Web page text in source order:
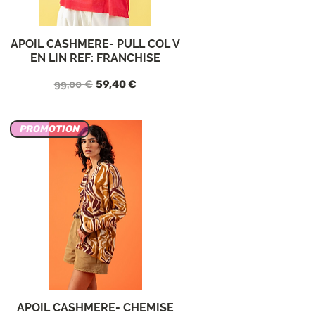
Vista rápida
APOIL CASHMERE- PULL COL V
EN LIN REF: FRANCHISE
Precio
99,00 € Precio de oferta
59,40 €
Vista rápida
PROMOTION
APOIL CASHMERE- CHEMISE